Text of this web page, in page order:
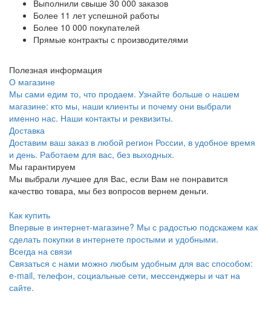
Выполнили свыше 30 000 заказов
Более 11 лет успешной работы
Более 10 000 покупателей
Прямые контракты с производителями
Полезная информация
О магазине
Мы сами едим то, что продаем. Узнайте больше о нашем
магазине: кто мы, наши клиенты и почему они выбрали
именно нас. Наши контакты и реквизиты.
Доставка
Доставим ваш заказ в любой регион России, в удобное время
и день. Работаем для вас, без выходных.
Мы гарантируем
Мы выбрали лучшее для Вас, если Вам не понравится
качество товара, мы без вопросов вернем деньги.
Как купить
Впервые в интернет-магазине? Мы с радостью подскажем как
сделать покупки в интернете простыми и удобными.
Всегда на связи
Связаться с нами можно любым удобным для вас способом:
e-mail, телефон, социальные сети, мессенджеры и чат на
сайте.